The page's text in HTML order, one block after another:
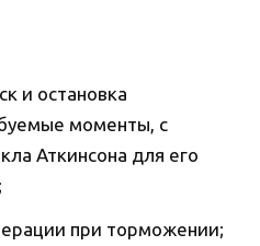
и остановка
моменты, с
Аткинсона для его
при торможении;